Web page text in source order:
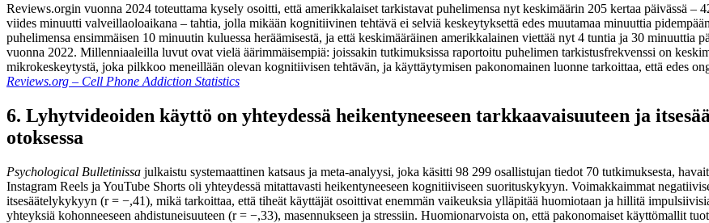
Reviews.orgin vuonna 2024 toteuttama kysely osoitti, että amerikkalaiset tarkistavat puhelimensa nyt keskimäärin 205 kertaa päivässä –
viides minuutti valveillaoloaikana – tahtia, jolla mikään kognitiivinen tehtävä ei selviä keskeytyksettä edes muutamaa minuuttia
puhelimensa ensimmäisen 10 minuutin kuluessa heräämisestä, ja että keskimääräinen amerikkalainen viettää nyt 4 tuntia ja 30 minuuttia
vuonna 2022. Millenniaaleilla luvut ovat vielä äärimmäisempiä: joissakin tutkimuksissa raportoitu puhelimen tarkistusfrekvenssi on
mikrokeskeytystä, joka pilkkoo meneillään olevan kognitiivisen tehtävän, ja käyttäytymisen pakonomainen luonne tarkoittaa, että edes
Reviews.org – Cell Phone Addiction Statistics
6. Lyhytvideoiden käyttö on yhteydessä heikentyneeseen tarkkaavaisuuteen ja
otoksessa
Psychological Bulletinissa julkaistu systemaattinen katsaus ja meta-analyysi, joka käsitti 98 299 osallistujan tiedot 70 tutkimuksesta,
Instagram Reels ja YouTube Shorts oli yhteydessä mitattavasti heikentyneeseen kognitiiviseen suorituskykyyn. Voimakkaimmat
itsesäätelykykyyn (r = −,41), mikä tarkoittaa, että tiheät käyttäjät osoittivat enemmän vaikeuksia ylläpitää huomiotaan ja hillitä
yhteyksiä kohonneeseen ahdistuneisuuteen (r = −,33), masennukseen ja stressiin. Huomionarvoista on, että pakonomaiset käyttömallit